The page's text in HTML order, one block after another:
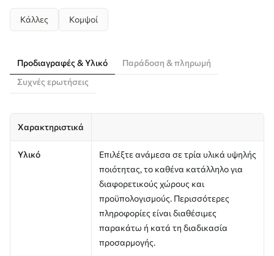
Κάλλες Κομψοί
Προδιαγραφές & Υλικό
Παράδοση & πληρωμή
Συχνές ερωτήσεις
Χαρακτηριστικά
Υλικό
Επιλέξτε ανάμεσα σε τρία υλικά υψηλής
ποιότητας, το καθένα κατάλληλο για
διαφορετικούς χώρους και
προϋπολογισμούς. Περισσότερες
πληροφορίες είναι διαθέσιμες
παρακάτω ή κατά τη διαδικασία
προσαρμογής.